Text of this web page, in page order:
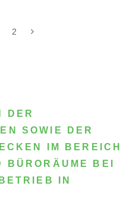
2
DER
SOWIE DER
IM BEREICH
BÜRORÄUME BEI
IN